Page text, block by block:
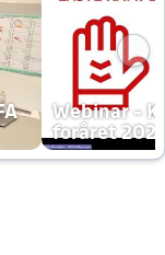
Webinar -
foråret